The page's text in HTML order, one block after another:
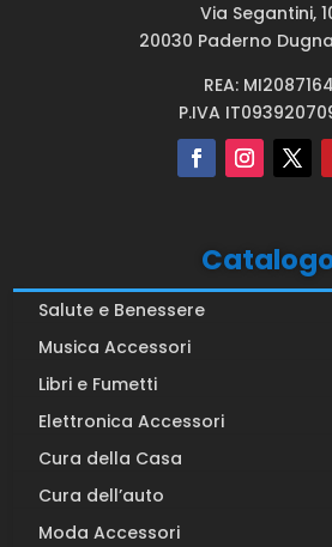
Via Segantini,
20030 Paderno
REA: MI2087164
P.IVA
Salute e Benessere
Musica Accessori
Libri e Fumetti
Elettronica Accessori
Cura della Casa
Cura dell’auto
Moda Accessori